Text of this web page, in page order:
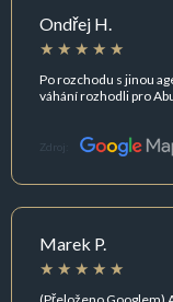
Ondřej H.
Po rozchodu s jinou
váhání rozhodli pro
Zdroj:
Marek P.